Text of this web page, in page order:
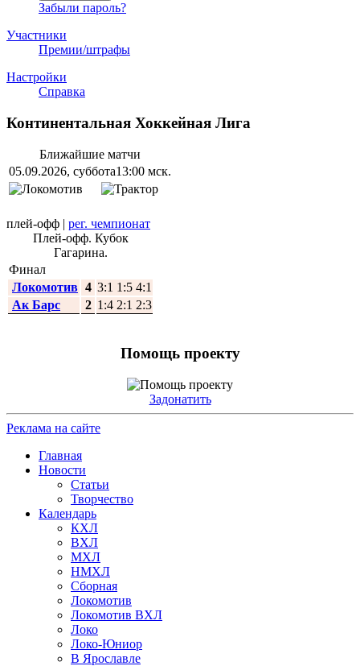
Забыли пароль?
Участники
Премии/штрафы
Настройки
Справка
Континентальная Хоккейная Лига
Ближайшие матчи
05.09.2026, суббота13:00 мск.
плей-офф | рег. чемпионат
Плей-офф. Кубок
Гагарина.
Финал
Локомотив 4 3:1 1:5 4:1
Ак Барс
2 1:4 2:1 2:3
Помощь проекту
Задонатить
Реклама на сайте
Главная
Новости
Статьи
Творчество
Календарь
КХЛ
ВХЛ
МХЛ
НМХЛ
Сборная
Локомотив
Локомотив ВХЛ
Локо
Локо-Юниор
В Ярославле